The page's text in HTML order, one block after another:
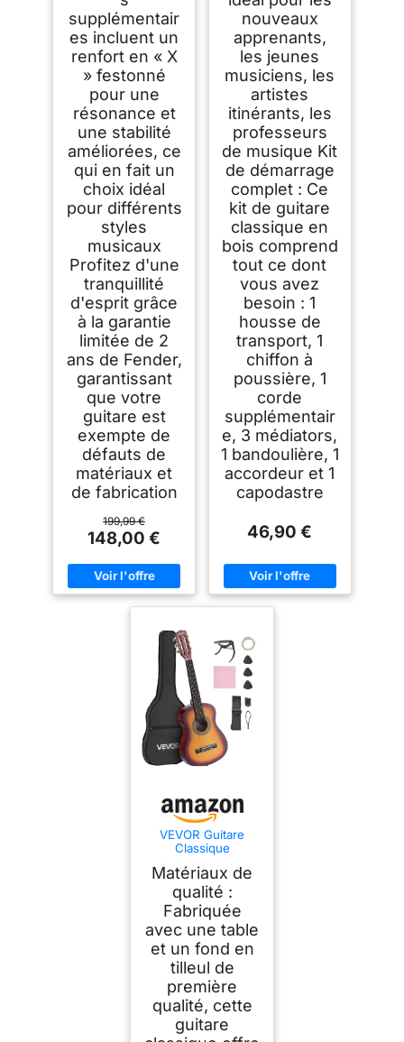
supplémentair
es incluent un
renfort en « X
» festonné
pour une
résonance et
une stabilité
améliorées, ce
qui en fait un
choix idéal
pour différents
styles
musicaux
Profitez d'une
tranquillité
d'esprit grâce
à la garantie
limitée de 2
ans de Fender,
garantissant
que votre
guitare est
exempte de
défauts de
matériaux et
de fabrication
199,99 €
148,00 €
nouveaux
apprenants,
les jeunes
musiciens, les
artistes
itinérants, les
professeurs
de musique Kit
de démarrage
complet : Ce
kit de guitare
classique en
bois comprend
tout ce dont
vous avez
besoin : 1
housse de
transport, 1
chiffon à
poussière, 1
corde
supplémentair
e, 3 médiators,
1 bandoulière, 1
accordeur et 1
capodastre
46,90 €
VEVOR Guitare
Classique
Kit avec Cordes en
Nylon, Housse de
Transport, Sangle,
Accordeur, Cordes
Supplémentaires,
Médiators,
Capodastre, en
Tilleul, pour Jeunes
Enfants et Musiciens
Matériaux de
qualité :
Fabriquée
avec une table
et un fond en
tilleul de
première
qualité, cette
guitare